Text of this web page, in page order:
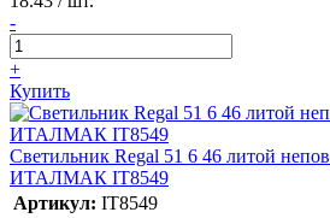
-
+
Купить
Светильник Regal 51 6 46 литой
ИТАЛМАК IT8549
Артикул: IT8549